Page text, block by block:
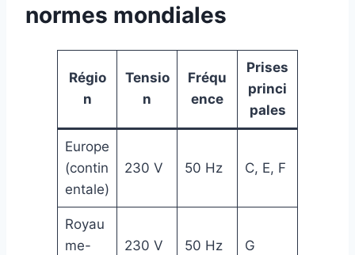
normes mondiales
Régio
n
Tensio
n
Fréqu
ence
Prises
princi
pales
Europe
(contin
entale)
230 V 50 Hz C, E, F
Royau
me-
230 V 50 Hz G